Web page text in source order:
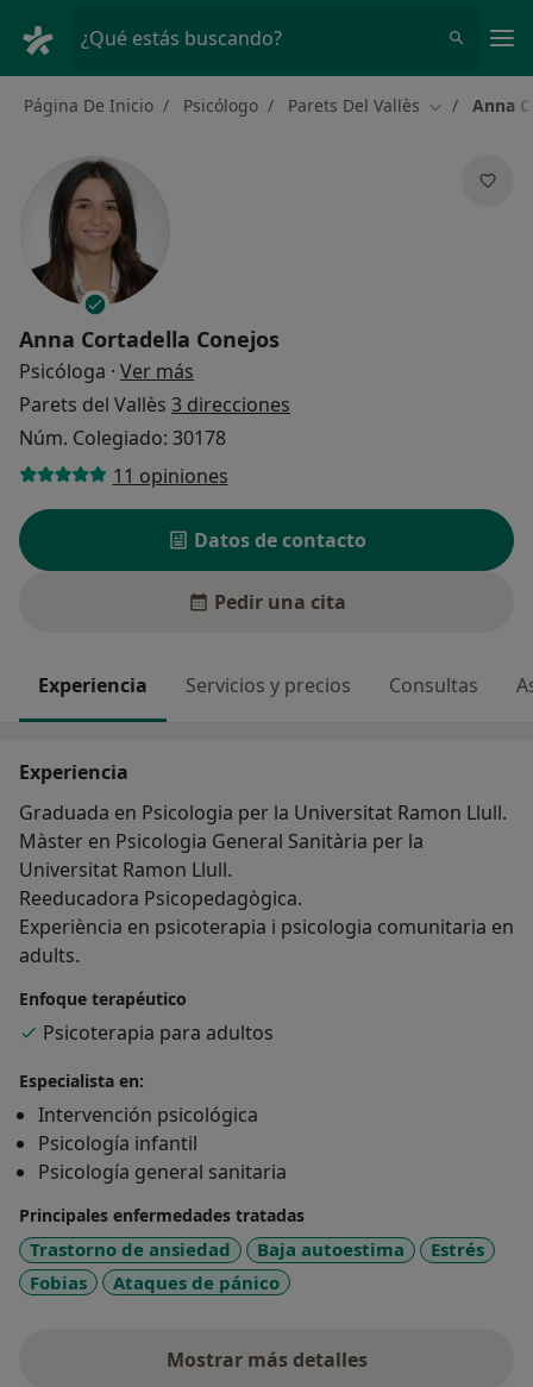
¿Qué estás buscando?
Página De Inicio Psicólogo Parets Del Vallès Cambiar de
Anna
Anna Cortadella Conejos
Psicóloga · Ver más
Parets del Vallès 3 direcciones
Núm. Colegiado: 30178
11 opiniones
Datos de contacto
Pedir una cita
Experiencia Servicios y precios Consultas
Experiencia
Graduada en Psicologia per la Universitat Ramon Llull.
Màster en Psicologia General Sanitària per la
Universitat Ramon Llull.
Reeducadora Psicopedagògica.
Experiència en psicoterapia i psicologia comunitaria en
adults.
Enfoque terapéutico
Psicoterapia para adultos
Especialista en:
Intervención psicológica
Psicología infantil
Psicología general sanitaria
Principales enfermedades tratadas
Trastorno de ansiedad Baja autoestima
Estrés
Fobias
Ataques de pánico
Mostrar más detalles
sobre la experiencia